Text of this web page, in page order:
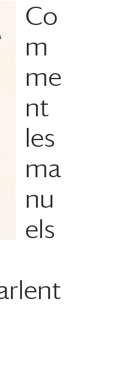
Co
m
me
nt
les
ma
nu
els